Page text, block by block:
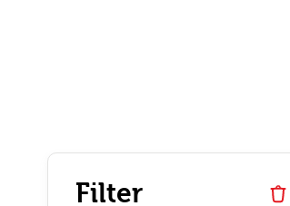
Filter